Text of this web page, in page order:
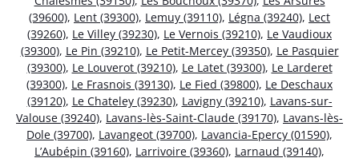
(39600), Lent (39300), Lemuy (39110), Légna (39240), Lect
(39260), Le Villey (39230), Le Vernois (39210), Le Vaudioux
(39300), Le Pin (39210), Le Petit-Mercey (39350), Le Pasquier
(39300), Le Louverot (39210), Le Latet (39300), Le Larderet
(39300), Le Frasnois (39130), Le Fied (39800), Le Deschaux
(39120), Le Chateley (39230), Lavigny (39210), Lavans-sur-
Valouse (39240), Lavans-lès-Saint-Claude (39170), Lavans-lès-
Dole (39700), Lavangeot (39700), Lavancia-Epercy (01590),
L’Aubépin (39160), Larrivoire (39360), Larnaud (39140),